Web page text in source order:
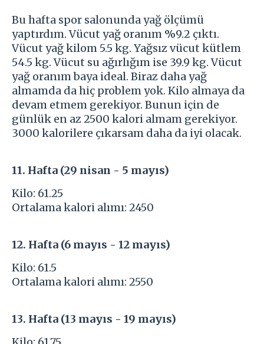
Bu hafta spor salonunda yağ ölçümü
yaptırdım. Vücut yağ oranım %9.2 çıktı.
Vücut yağ kilom 5.5 kg. Yağsız vücut kütlem
54.5 kg. Vücut su ağırlığım ise 39.9 kg. Vücut
yağ oranım baya ideal. Biraz daha yağ
almamda da hiç problem yok. Kilo almaya da
devam etmem gerekiyor. Bunun için de
günlük en az 2500 kalori almam gerekiyor.
3000 kalorilere çıkarsam daha da iyi olacak.
11. Hafta (29 nisan - 5 mayıs)
Kilo: 61.25
Ortalama kalori alımı: 2450
12. Hafta (6 mayıs - 12 mayıs)
Kilo: 61.5
Ortalama kalori alımı: 2550
13. Hafta (13 mayıs - 19 mayıs)